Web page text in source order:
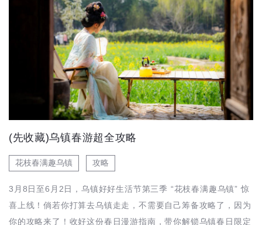
(先收藏)乌镇春游超全攻略
花枝春满趣乌镇 攻略
3月8日至6月2日，乌镇好好生活节第三季 “花枝春满趣乌镇” 惊
喜上线！倘若你打算去乌镇走走，不需要自己筹备攻略了，因为
你的攻略来了！收好这份春日漫游指南，带你解锁乌镇春日限定